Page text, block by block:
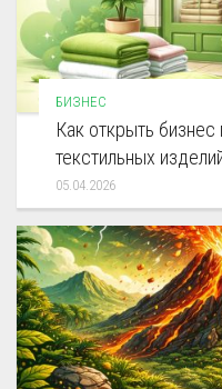
БИЗНЕС
Как открыть
текстильных
05.04.2026